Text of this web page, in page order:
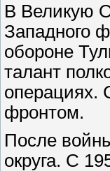
В Великую
Западного
обороне
талант
операциях.
фронтом.
После
округа. С